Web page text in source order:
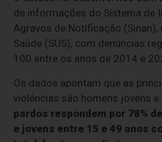
de informações do Sistema de
Agravos de Notificação (Sinan),
Saúde (SUS), com denúncias
100 entre os anos de 2014 e
Os dados apontam que as
violências são homens jovens e
pardos respondem por 78%
e jovens entre 15 e 49 anos